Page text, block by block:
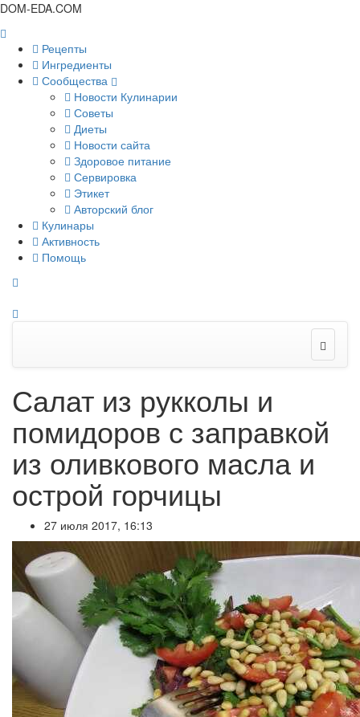
DOM-EDA.COM
Рецепты
Ингредиенты
Сообщества
Новости Кулинарии
Советы
Диеты
Новости сайта
Здоровое питание
Сервировка
Этикет
Авторский блог
Кулинары
Активность
Помощь
Салат из рукколы и
помидоров с заправкой
из оливкового масла и
острой горчицы
27 июля 2017, 16:13